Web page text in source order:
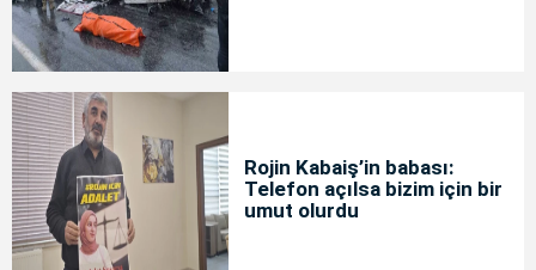
Rojin Kabaiş’in babası:
Telefon açılsa bizim için bir
umut olurdu